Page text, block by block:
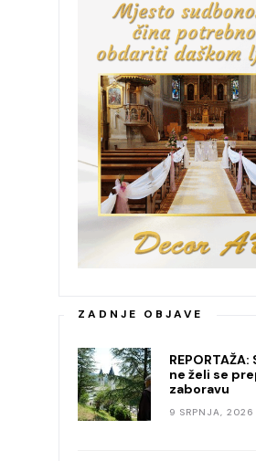
ZADNJE OBJAVE
ne želi se
zaboravu
9 SRPNJA, 2026